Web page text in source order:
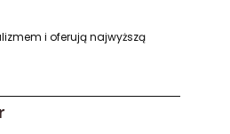
i oferują najwyższą